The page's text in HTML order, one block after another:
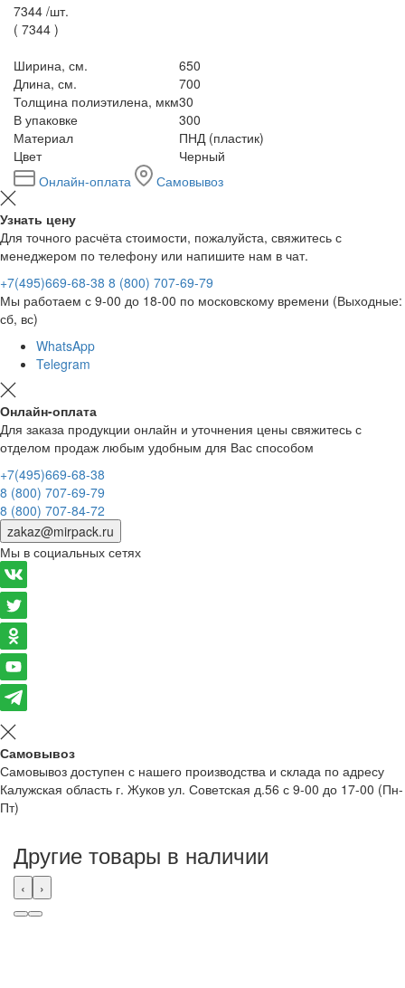
7344 /шт.
( 7344 )
Ширина, см.
650
Длина, см.
700
Толщина полиэтилена, мкм30
В упаковке
300
Материал
ПНД (пластик)
Цвет
Черный
Онлайн-оплата
Самовывоз
Узнать цену
Для точного расчёта стоимости, пожалуйста, свяжитесь с
менеджером по телефону или напишите нам в чат.
+7(495)669-68-38 8 (800) 707-69-79
Мы работаем с 9-00 до 18-00 по московскому времени (Выходные:
сб, вс)
WhatsApp
Telegram
Онлайн-оплата
Для заказа продукции онлайн и уточнения цены свяжитесь с
отделом продаж любым удобным для Вас способом
+7(495)669-68-38
8 (800) 707-69-79
8 (800) 707-84-72
zakaz@mirpack.ru
Мы в социальных сетях
Самовывоз
Самовывоз доступен с нашего производства и склада по адресу
Калужская область г. Жуков ул. Советская д.56 с 9-00 до 17-00 (Пн-
Пт)
Другие товары в наличии
‹ ›